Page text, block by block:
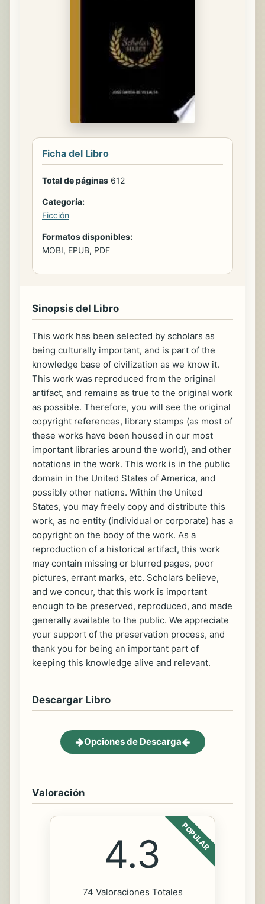
Ficha del Libro
Total de páginas 612
Categoría:
Ficción
Formatos disponibles:
MOBI, EPUB, PDF
Sinopsis del Libro
This work has been selected by scholars as
being culturally important, and is part of the
knowledge base of civilization as we know it.
This work was reproduced from the original
artifact, and remains as true to the original work
as possible. Therefore, you will see the original
copyright references, library stamps (as most of
these works have been housed in our most
important libraries around the world), and other
notations in the work. This work is in the public
domain in the United States of America, and
possibly other nations. Within the United
States, you may freely copy and distribute this
work, as no entity (individual or corporate) has a
copyright on the body of the work. As a
reproduction of a historical artifact, this work
may contain missing or blurred pages, poor
pictures, errant marks, etc. Scholars believe,
and we concur, that this work is important
enough to be preserved, reproduced, and made
generally available to the public. We appreciate
your support of the preservation process, and
thank you for being an important part of
keeping this knowledge alive and relevant.
Descargar Libro
Opciones de Descarga
Valoración
POPULAR
4.3
74 Valoraciones Totales